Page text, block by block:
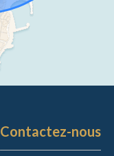
Contactez-nous